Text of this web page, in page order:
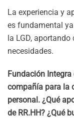
La experiencia y
es fundamental
la LGD,
necesidades.
Fundación
compañía para la
personal. ¿Qué
de RR.HH? ¿Qué